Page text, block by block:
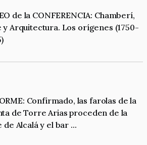
de la CONFERENCIA: Chamberí,
y Arquitectura. Los orígenes (1750-
Confirmado, las farolas de la
de Torre Arias proceden de la
de Alcalá y el bar ...